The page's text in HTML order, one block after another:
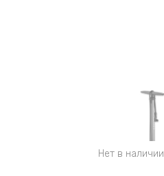
Нет в наличии